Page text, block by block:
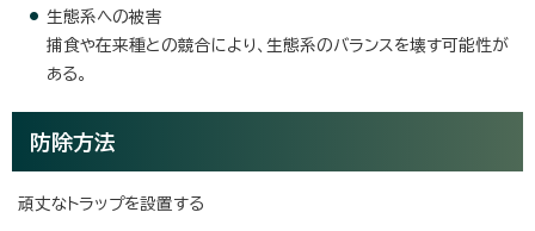
生態系への被害
捕食や在来種との競合により、生態系のバランスを壊す可能性が
ある。
防除方法
頑丈なトラップを設置する